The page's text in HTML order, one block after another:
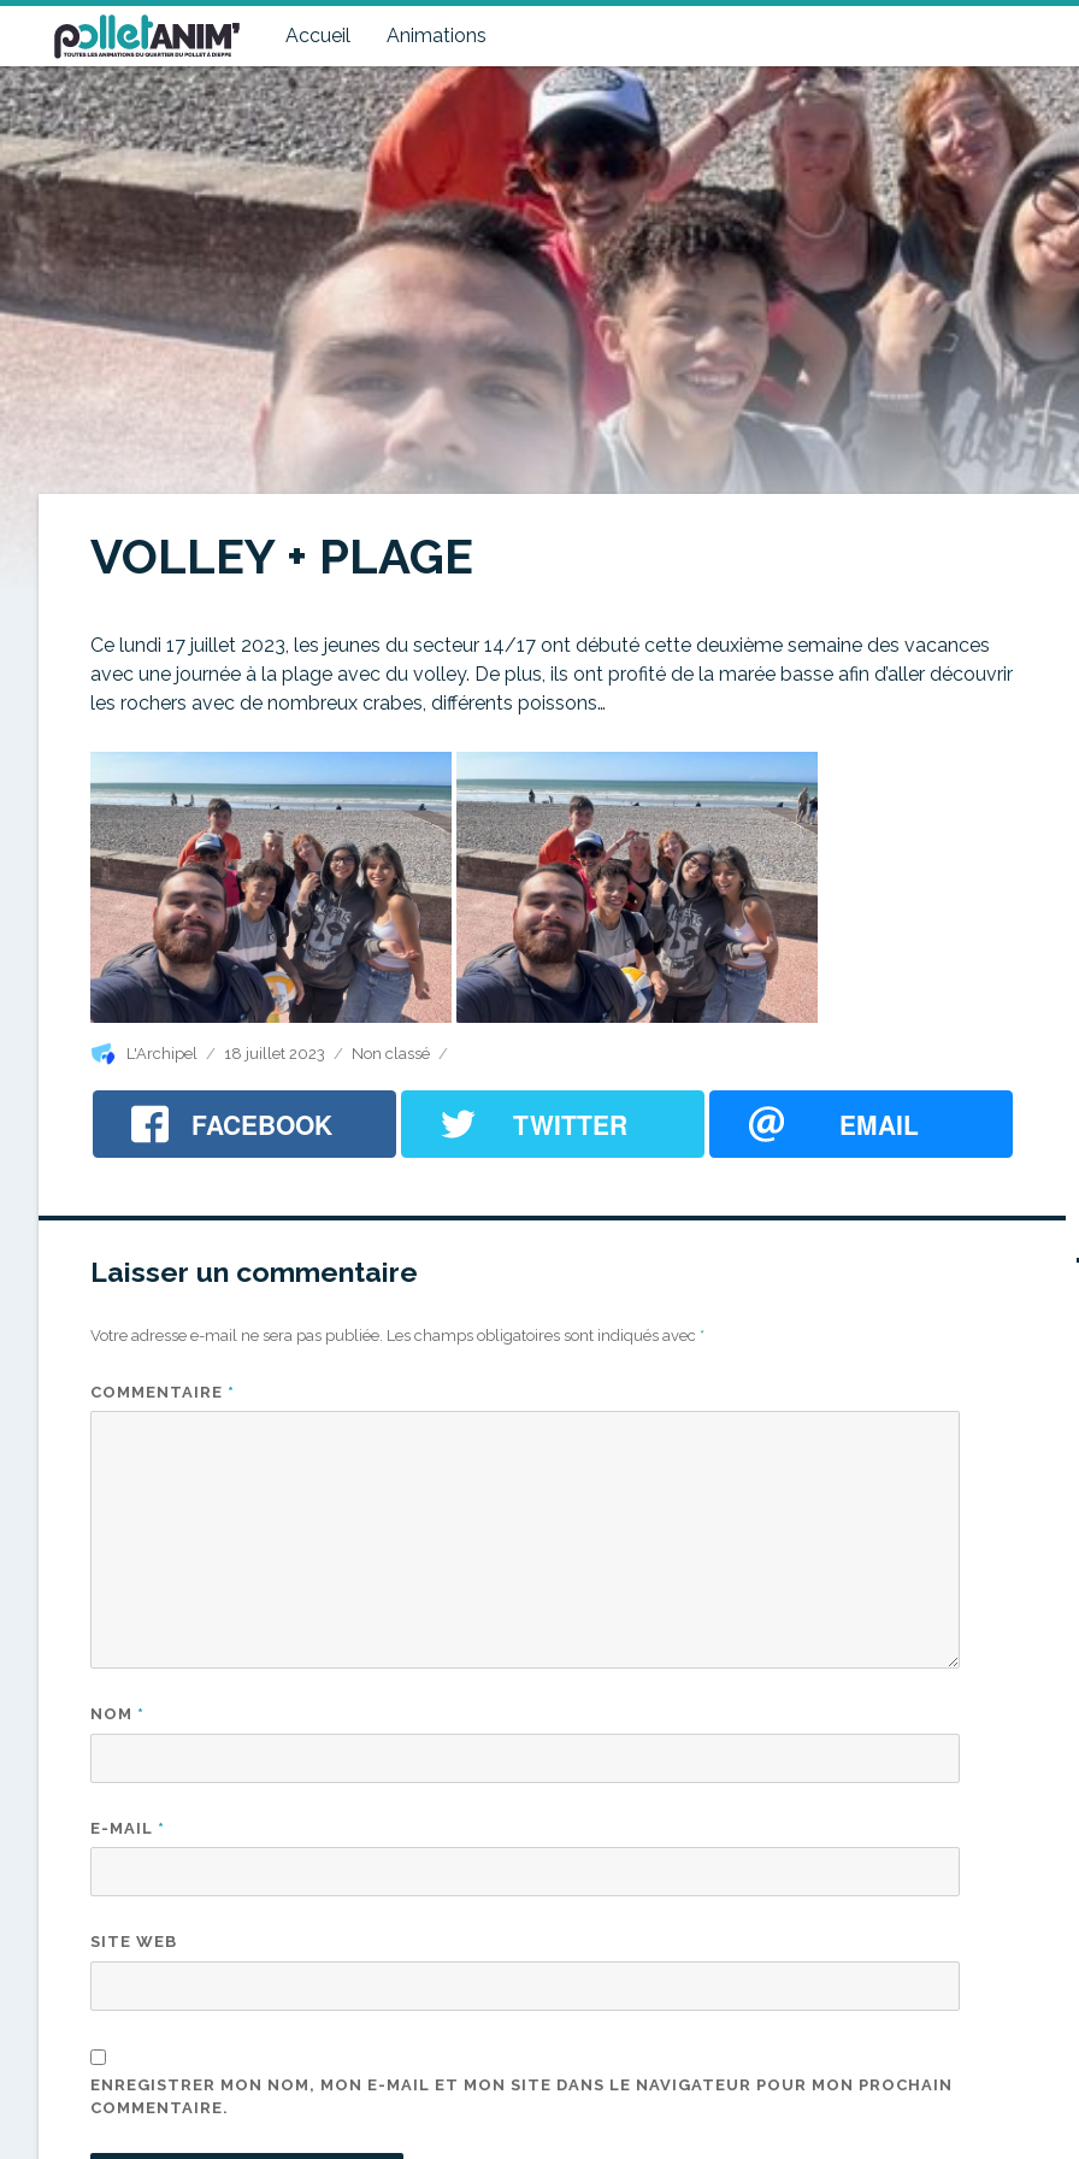
Accueil Animations
Pollet Anim'
Toutes les animations du quartier du Pollet à Dieppe
VOLLEY + PLAGE
Ce lundi 17 juillet 2023, les jeunes du secteur 14/17 ont débuté cette deuxième semaine des vacances
avec une journée à la plage avec du volley. De plus, ils ont profité de la marée basse afin d’aller découvrir
les rochers avec de nombreux crabes, différents poissons…
Auteur
L'Archipel
Publié
18 juillet 2023 Catégories
Non classé
FACEBOOK TWITTER EMAIL
Laisser un commentaire
Votre adresse e-mail ne sera pas publiée. Les champs obligatoires sont indiqués avec *
COMMENTAIRE *
NOM *
E-MAIL *
SITE WEB
ENREGISTRER MON NOM, MON E-MAIL ET MON SITE DANS LE NAVIGATEUR POUR MON PROCHAIN
COMMENTAIRE.